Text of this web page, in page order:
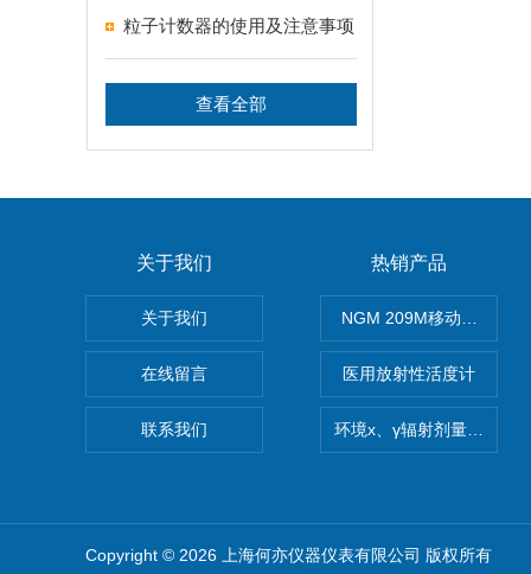
粒子计数器的使用及注意事项
查看全部
关于我们
关于我们
在线留言
联系我们
热销产品
NGM 209M移动式惰性
医用放射性活度计
环境x、γ辐射剂量率仪
Copyright © 2026 上海何亦仪器仪表有限公司 版权所有